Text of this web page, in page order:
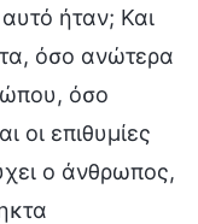
ήταν; Και
όσο ανώτερα
όσο
οι επιθυμίες
ο άνθρωπος,